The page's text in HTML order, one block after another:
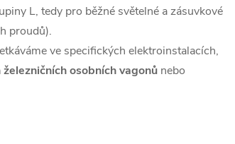
L, tedy pro běžné světelné a zásuvkové
proudů).
ve specifických elektroinstalacích,
osobních vagonů nebo